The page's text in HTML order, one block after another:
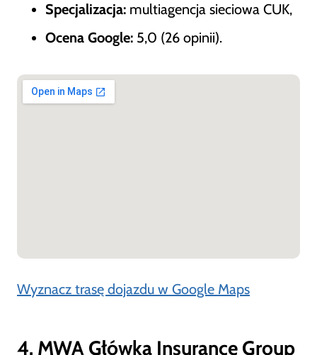
Specjalizacja: multiagencja sieciowa CUK,
Ocena Google: 5,0 (26 opinii).
Wyznacz trasę dojazdu w Google Maps
4. MWA Główka Insurance Group